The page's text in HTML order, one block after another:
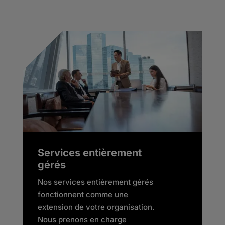
Services entièrement
gérés
Nos services entièrement gérés
fonctionnent comme une
extension de votre organisation.
Nous prenons en charge